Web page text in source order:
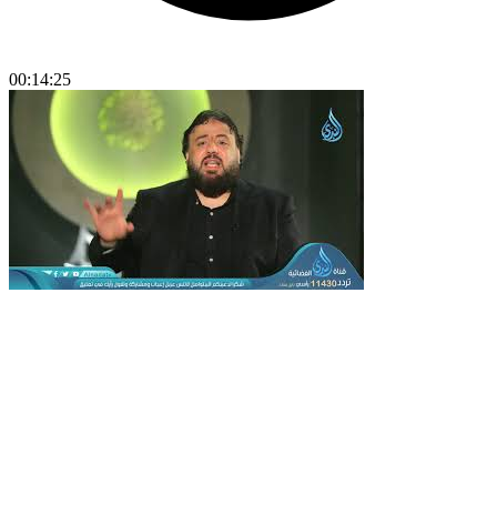
00:14:25